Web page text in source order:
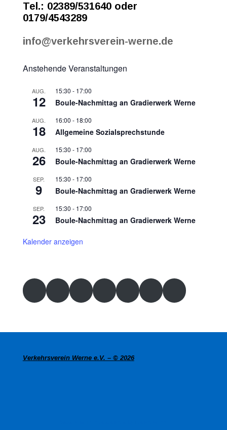
Tel.: 02389/531640 oder
0179/4543289
info@verkehrsverein-werne.de
Anstehende Veranstaltungen
AUG.
12
15:30 - 17:00
Boule-Nachmittag an Gradierwerk Werne
AUG.
18
16:00 - 18:00
Allgemeine Sozialsprechstunde
AUG.
26
15:30 - 17:00
Boule-Nachmittag an Gradierwerk Werne
SEP.
9
15:30 - 17:00
Boule-Nachmittag an Gradierwerk Werne
SEP.
23
15:30 - 17:00
Boule-Nachmittag an Gradierwerk Werne
Kalender anzeigen
Verkehrsverein Werne e.V. – © 2026